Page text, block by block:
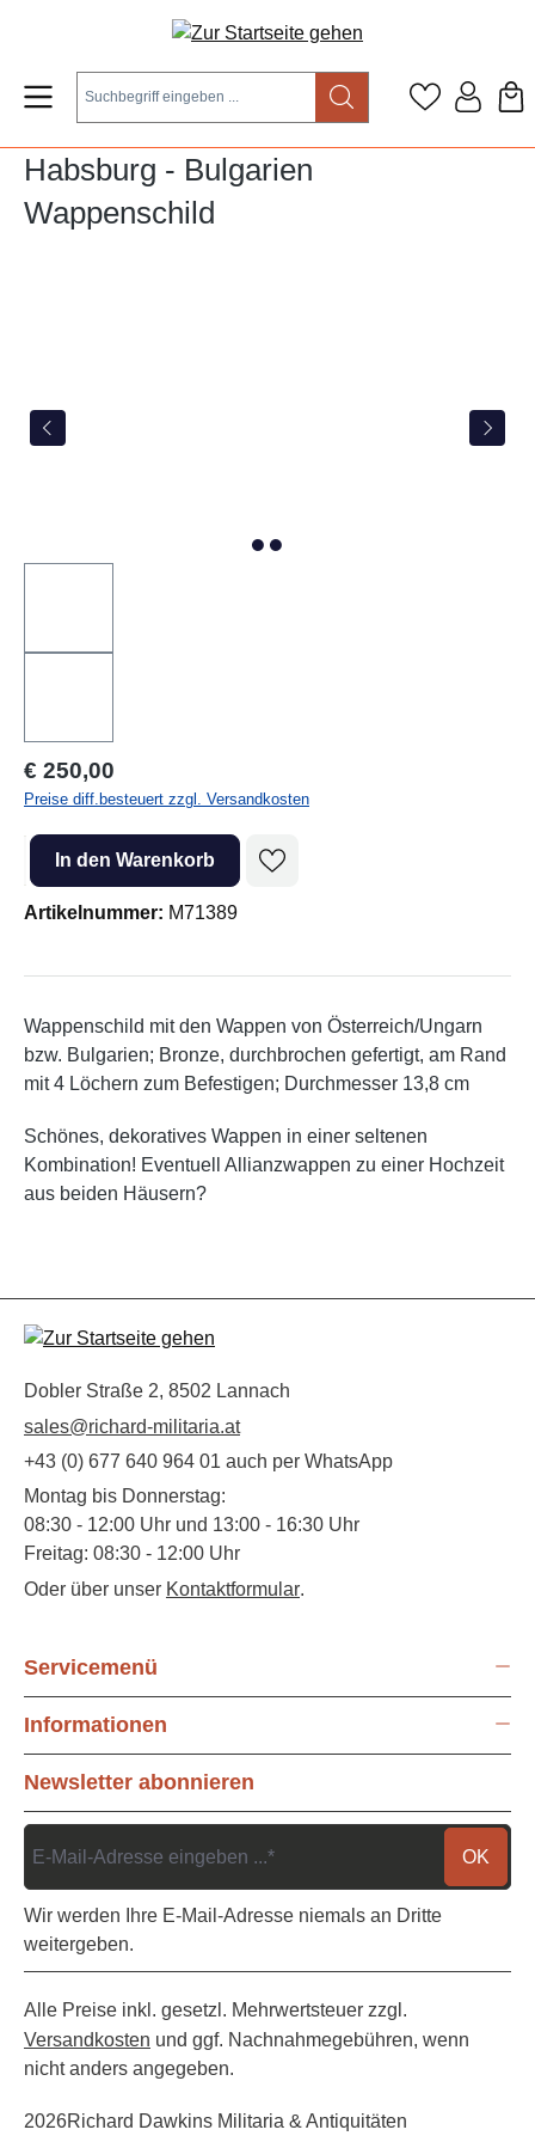
Zum Hauptinhalt springen
Habsburg - Bulgarien
Wappenschild
Regulärer Preis:
€ 250,00
Preise diff.besteuert zzgl. Versandkosten
Produkt Anzahl: Gib den gewünschten Wert ein oder benutze die
In den Warenkorb
Artikelnummer: M71389
Wappenschild mit den Wappen von Österreich/Ungarn
bzw. Bulgarien; Bronze, durchbrochen gefertigt, am Rand
mit 4 Löchern zum Befestigen; Durchmesser 13,8 cm
Schönes, dekoratives Wappen in einer seltenen
Kombination! Eventuell Allianzwappen zu einer Hochzeit
aus beiden Häusern?
Dobler Straße 2, 8502 Lannach
sales@richard-militaria.at
+43 (0) 677 640 964 01 auch per WhatsApp
Montag bis Donnerstag:
08:30 - 12:00 Uhr und 13:00 - 16:30 Uhr
Freitag: 08:30 - 12:00 Uhr
Oder über unser Kontaktformular.
Servicemenü
Informationen
Newsletter abonnieren
OK
Wir werden Ihre E-Mail-Adresse niemals an Dritte
weitergeben.
Alle Preise inkl. gesetzl. Mehrwertsteuer zzgl.
Versandkosten und ggf. Nachnahmegebühren, wenn
nicht anders angegeben.
2026Richard Dawkins Militaria & Antiquitäten